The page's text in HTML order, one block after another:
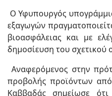
Ο Υφυπουργός
εξαγωγών
βιοασφάλειας και με
δημοσίευση του σχετικού
Αναφερόμενος στην
προβολής προϊόντων
Καββαδάς σημείωσε